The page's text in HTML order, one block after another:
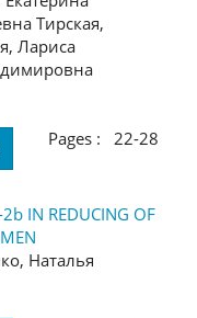
Тирская,
Лариса
Pages : 22-28
IN REDUCING OF
Наталья